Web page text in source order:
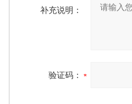
补充说明：
验证码：